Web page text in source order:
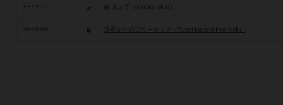
アートワーク 森 木ノ子（Kinoko Mori）
遊星からのフリーキック（Yusei karano free kick）